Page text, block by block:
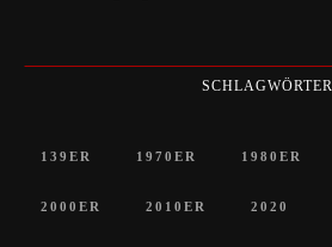
SCHLAGWÖRTER
139ER 1970ER 1980ER
2000ER 2010ER 2020